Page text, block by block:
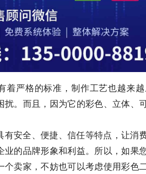
着严格的标准，制作工艺也越来
。而且，因为它的彩色、立体、
有安全、便捷、信任等特点，让消
业的品牌形象和利益。所以，如果
个卖家，不妨也可以考虑使用彩色